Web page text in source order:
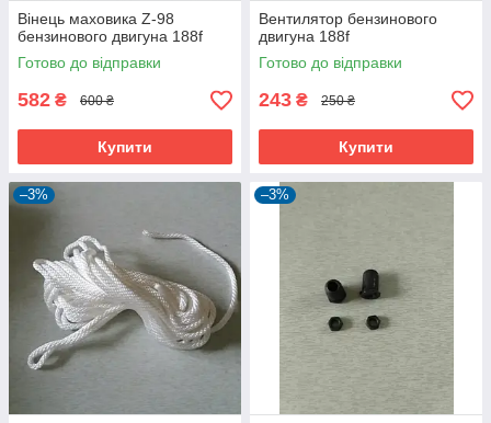
Вінець маховика Z-98
бензинового двигуна 188f
Готово до відправки
582 ₴ 600 ₴
Купити
Вентилятор бензинового
двигуна 188f
Готово до відправки
243 ₴ 250 ₴
Купити
–3% –3%